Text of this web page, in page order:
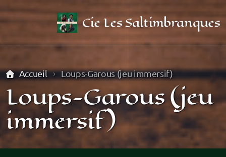
Cie Les Saltimbranques
Accueil Loups-Garous (jeu immersif)
Loups-Garous (jeu
immersif)
Qui sommes-nous ?